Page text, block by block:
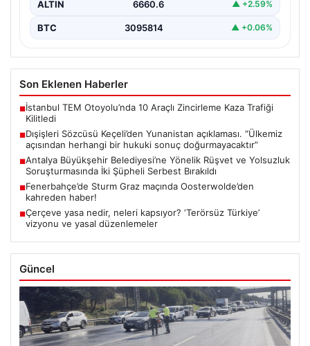
ALTIN 6660.6 ▲ +2.59%
BTC 3095814 ▲ +0.06%
Son Eklenen Haberler
■İstanbul TEM Otoyolu’nda 10 Araçlı Zincirleme Kaza Trafiği
Kilitledi
■Dışişleri Sözcüsü Keçeli’den Yunanistan açıklaması. “Ülkemiz
açısından herhangi bir hukuki sonuç doğurmayacaktır”
■Antalya Büyükşehir Belediyesi’ne Yönelik Rüşvet ve Yolsuzluk
Soruşturmasında İki Şüpheli Serbest Bırakıldı
■Fenerbahçe’de Sturm Graz maçında Oosterwolde’den
kahreden haber!
■Çerçeve yasa nedir, neleri kapsıyor? ‘Terörsüz Türkiye’
vizyonu ve yasal düzenlemeler
Güncel